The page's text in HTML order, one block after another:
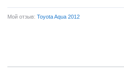
Мой отзыв: Toyota Aqua 2012